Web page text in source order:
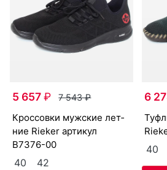
5 657₽ 7 543₽
крос­совки мужс­кие лет­
ние Ri­eker артикул
B7376-00
40 42
6
туф­ли мужс­кие лет­ние
40